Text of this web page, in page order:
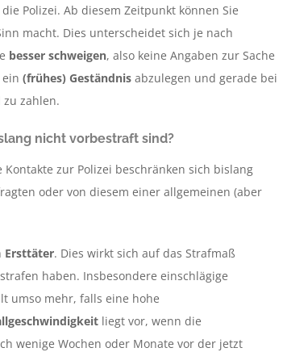
Polizei. Ab diesem Zeitpunkt können Sie
macht. Dies unterscheidet sich je nach
besser schweigen, also keine Angaben zur Sache
(frühes) Geständnis abzulegen und gerade bei
zu zahlen.
nicht vorbestraft sind?
zur Polizei beschränken sich bislang
oder von diesem einer allgemeinen (aber
Ersttäter. Dies wirkt sich auf das Strafmaß
haben. Insbesondere einschlägige
umso mehr, falls eine hohe
liegt vor, wenn die
wenige Wochen oder Monate vor der jetzt